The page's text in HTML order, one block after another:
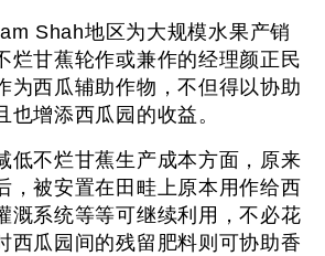
Shah地区为大规模水果产销
烂甘蕉轮作或兼作的经理颜正民
为西瓜辅助作物，不但得以协助
也增添西瓜园的收益。
低不烂甘蕉生产成本方面，原来
，被安置在田畦上原本用作给西
溉系统等等可继续利用，不必花
西瓜园间的残留肥料则可协助香